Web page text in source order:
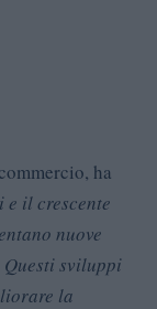
ha
e il crescente
nuove
sviluppi
la